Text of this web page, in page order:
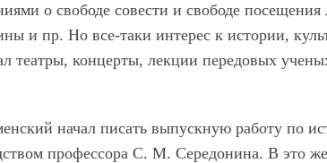
о свободе совести и свободе посещения
и пр. Но все-таки интерес к истории,
театры, концерты, лекции передовых
начал писать выпускную работу по
профессора С. М. Середонина. В это